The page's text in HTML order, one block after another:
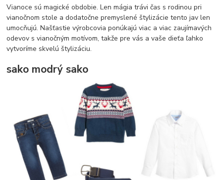
L.O.L. Surprise zvieratká
L.O.L. Surprise hračky
L.O.L. Surprise domčeky
L.O.L. Surprise postavičky
L.O.L. Surprise zberateľské figúrky
L.O.L. OMG L.O.L. OMG Bábiky
Vianoce sú magické obdobie. Len mágia trávi čas s rodinou pri
vianočnom stole a dodatočne premyslené štylizácie tento jav len
umocňujú. Našťastie výrobcovia ponúkajú viac a viac zaujímavých
odevov s vianočným motívom, takže pre vás a vaše dieťa ľahko
vytvoríme skvelú štylizáciu.
sako modrý sako